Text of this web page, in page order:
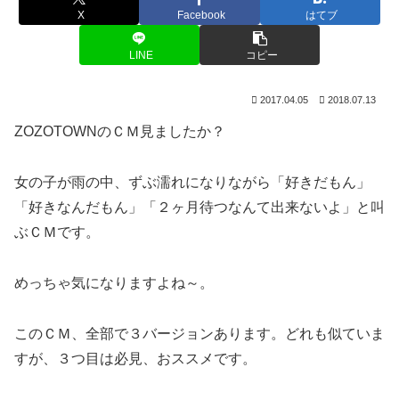
X Facebook はてブ
LINE コピー
2017.04.05 2018.07.13
ZOZOTOWNのＣＭ見ましたか？
女の子が雨の中、ずぶ濡れになりながら「好きだもん」
「好きなんだもん」「２ヶ月待つなんて出来ないよ」と叫
ぶＣＭです。
めっちゃ気になりますよね～。
このＣＭ、全部で３バージョンあります。どれも似ていま
すが、３つ目は必見、おススメです。